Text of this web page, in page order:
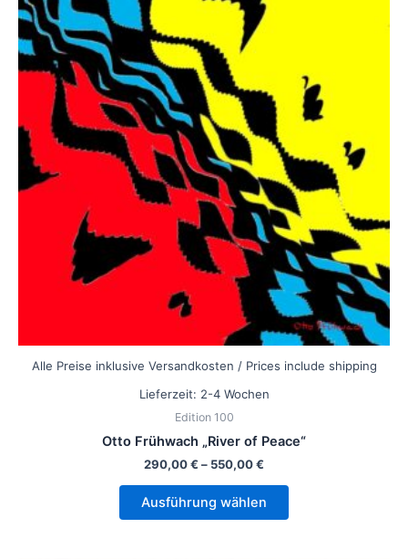
Alle Preise inklusive Versandkosten / Prices include shipping
Lieferzeit: 2-4 Wochen
Edition 100
Otto Frühwach „River of Peace“
290,00€ – 550,00€
Ausführung wählen
Varianten
auf.
Die
Optionen
können
auf
der
Produktseite
gewählt
werden